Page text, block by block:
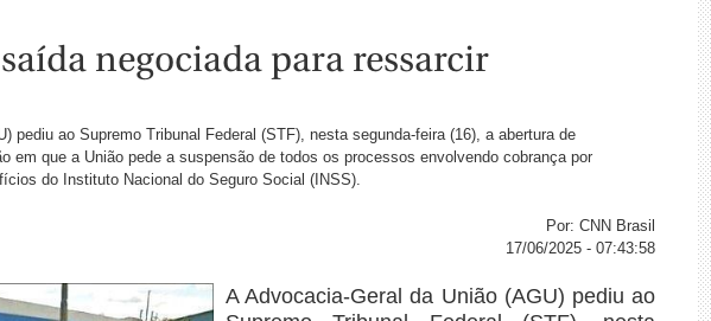
negociada para ressarcir
pediu ao Supremo Tribunal Federal (STF), nesta segunda-feira (16), a abertura de
em que a União pede a suspensão de todos os processos envolvendo cobrança por
do Instituto Nacional do Seguro Social (INSS).
Por: CNN Brasil
17/06/2025 - 07:43:58
A Advocacia-Geral da União (AGU) pediu ao